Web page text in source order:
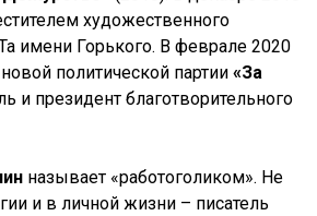
художественного
имени Горького. В феврале 2020
политической партии «За
и президент благотворительного
называет «работоголиком». Не
и в личной жизни – писатель